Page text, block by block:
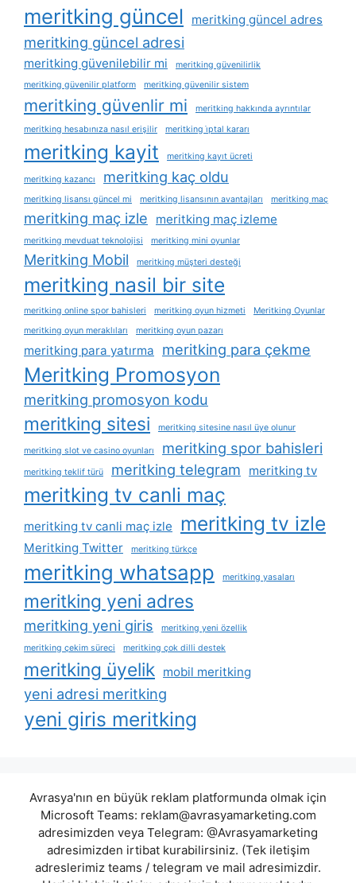
meritking güncel meritking güncel adres
meritking güncel adresi
meritking güvenilebilir mi
meritking güvenilirlik
meritking güvenilir platform
meritking güvenilir sistem
meritking güvenlir mi
meritking hakkında ayrıntılar
meritking hesabınıza nasıl erişilir
meritking i̇ptal kararı
meritking kayit meritking kayıt ücreti
meritking kazancı meritking kaç oldu
meritking lisansı güncel mi meritking lisansının avantajları meritking maç
meritking maç izle meritking maç izleme
meritking mevduat teknolojisi meritking mini oyunlar
Meritking Mobil meritking müşteri desteği
meritking nasil bir site
meritking online spor bahisleri meritking oyun hizmeti
Meritking Oyunlar
meritking oyun meraklıları
meritking oyun pazarı
meritking para yatırma meritking para çekme
Meritking Promosyon
meritking promosyon kodu
meritking sitesi meritking sitesine nasıl üye olunur
meritking slot ve casino oyunları meritking spor bahisleri
meritking teklif türü meritking telegram meritking tv
meritking tv canli maç
meritking tv canli maç izle meritking tv izle
Meritking Twitter meritking türkçe
meritking whatsapp meritking yasaları
meritking yeni adres
meritking yeni giris
meritking yeni özellik
meritking çekim süreci
meritking çok dilli destek
meritking üyelik mobil meritking
yeni adresi meritking
yeni giris meritking
Avrasya'nın en büyük reklam platformunda olmak için
Microsoft Teams: reklam@avrasyamarketing.com
adresimizden veya Telegram: @Avrasyamarketing
adresimizden irtibat kurabilirsiniz. (Tek iletişim
adreslerimiz teams / telegram ve mail adresimizdir.